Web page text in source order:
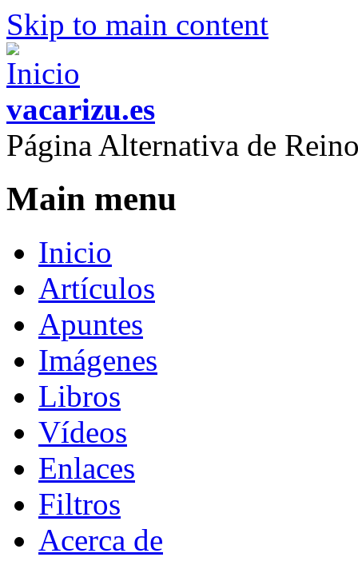
Skip to main content
vacarizu.es
Página Alternativa de
Main menu
Inicio
Artículos
Apuntes
Imágenes
Libros
Vídeos
Enlaces
Filtros
Acerca de